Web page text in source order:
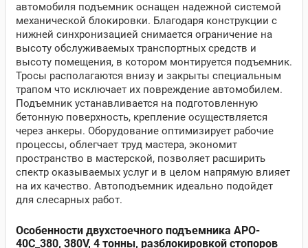
автомобиля подъемник оснащен надежной системой
механической блокировки. Благодаря конструкции с
нижней синхронизацией снимается ограничение на
высоту обслуживаемых транспортных средств и
высоту помещения, в котором монтируется подъемник.
Тросы располагаются внизу и закрыты специальным
трапом что исключает их повреждение автомобилем.
Подъемник устанавливается на подготовленную
бетонную поверхность, крепление осуществляется
через анкеры. Оборудование оптимизирует рабочие
процессы, облегчает труд мастера, экономит
пространство в мастерской, позволяет расширить
спектр оказываемых услуг и в целом напрямую влияет
на их качество. Автоподъемник идеально подойдет
для слесарных работ.
Особенности двухстоечного подъемника APO-
40C_380, 380V, 4 тонны, разблокировкой стопоров